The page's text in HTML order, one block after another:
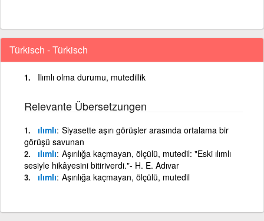
Türkisch - Türkisch
Ilımlı olma durumu, mutedillik
Relevante Übersetzungen
ılımlı Siyasette aşırı görüşler arasında ortalama bir
görüşü savunan
ılımlı Aşırılığa kaçmayan, ölçülü, mutedil: "Eski ılımlı
sesiyle hikâyesini bitiriverdi."- H. E. Adıvar
ılımlı Aşırılığa kaçmayan, ölçülü, mutedil